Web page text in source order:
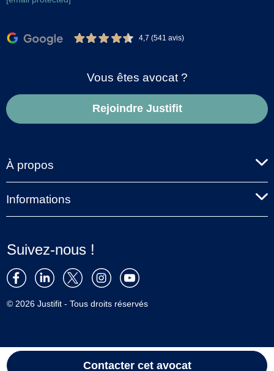
Contacter cet avocat
4,7 (541 avis)
Vous êtes avocat ?
Rejoindre Justifit
À propos
Informations
Suivez-nous !
© 2026 Justifit - Tous droits réservés